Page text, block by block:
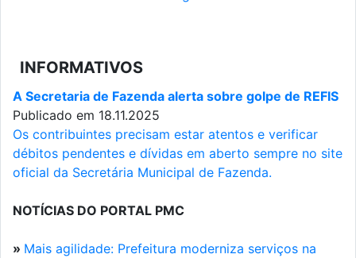
INFORMATIVOS
A Secretaria de Fazenda alerta sobre golpe de REFIS
Publicado em 18.11.2025
Os contribuintes precisam estar atentos e verificar
débitos pendentes e dívidas em aberto sempre no site
oficial da Secretária Municipal de Fazenda.
NOTÍCIAS DO PORTAL PMC
» Mais agilidade: Prefeitura moderniza serviços na